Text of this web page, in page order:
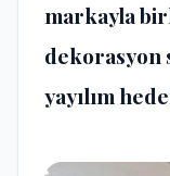
markayla
dekorasyon
yayılım